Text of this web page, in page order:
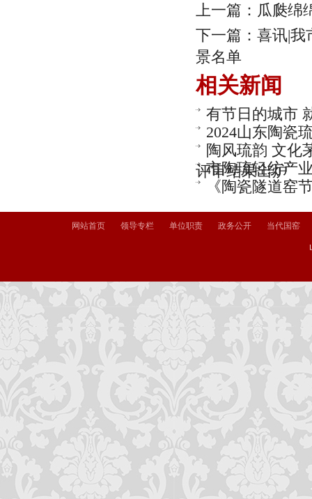
上一篇： 瓜瓞绵
下一篇：喜讯|我
景名单
相关新闻
有节日的城市
2024山东陶瓷
陶风琉韵 文化
评审结果出炉
市陶琉轻纺产
《陶瓷隧道窑
网站首页 领导专栏 单位职责 政务公开 当代国窑